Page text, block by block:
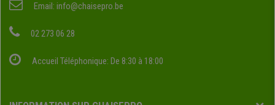
Email: info@chaisepro.be
02 273 06 28
Accueil Téléphonique: De 8:30 à 18:00